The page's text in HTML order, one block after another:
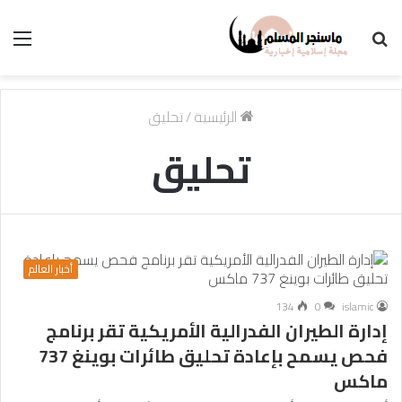
الرئيسية/تحليق
تحليق
أخبار العالم
islamic
0
134
إدارة الطيران الفدرالية الأمريكية تقر برنامج
فحص يسمح بإعادة تحليق طائرات بوينغ 737
ماكس